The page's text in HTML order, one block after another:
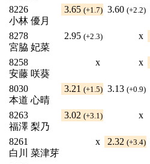
8226
小林 優月
3.65 (+1.7) 3.60 (+2.2)
8278
宮脇 妃菜
2.95 (+2.3) x
8258
安藤 咲葵
x x
8030
本道 心晴
3.21 (+1.5) 3.13 (+0.9)
8263
福澤 梨乃
3.02 (+3.1) x
8261
白川 菜津芽
x 2.32 (+3.4)